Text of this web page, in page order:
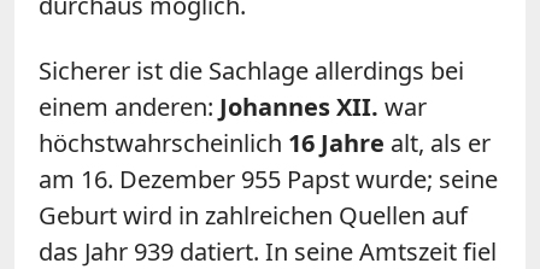
Sicherer ist die Sachlage allerdings bei
einem anderen: Johannes XII. war
höchstwahrscheinlich 16 Jahre alt, als er
am 16. Dezember 955 Papst wurde; seine
Geburt wird in zahlreichen Quellen auf
das Jahr 939 datiert. In seine Amtszeit fiel